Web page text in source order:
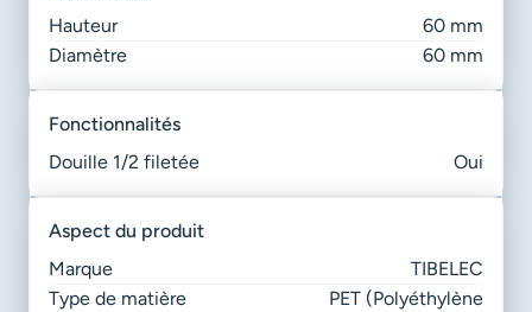
Hauteur
60 mm
Diamètre
60 mm
fonctionnalités
Douille 1/2 filetée
Oui
aspect du produit
Marque
TIBELEC
Type de matière
PET (Polyéthylène